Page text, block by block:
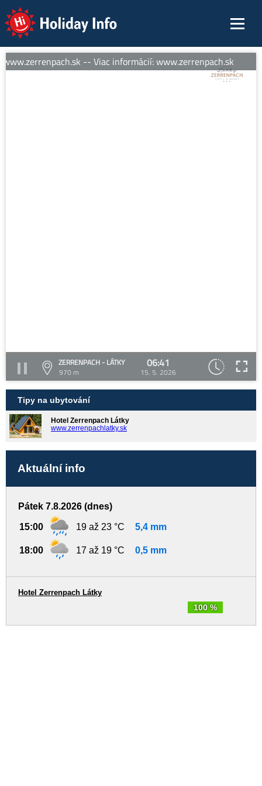
Holiday Info
-- Viac informácií: www.zerrenpach.sk
ZERRENPACH - LÁTKY
970 m
06:41
15. 5. 2026
Tipy na ubytování
Hotel Zerrenpach Látky
www.zerrenpachlatky.sk
Aktuální info
Pátek 7.8.2026 (dnes)
15:00 19 až 23 °C 5,4 mm
18:00 17 až 19 °C 0,5 mm
100 %
Hotel Zerrenpach Látky